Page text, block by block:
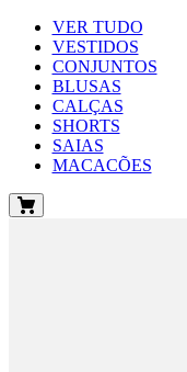
VER TUDO
VESTIDOS
CONJUNTOS
BLUSAS
CALÇAS
SHORTS
SAIAS
MACACÕES